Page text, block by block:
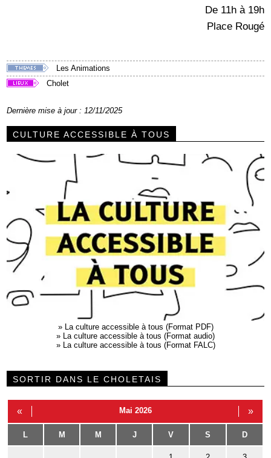
De 11h à 19h
Place Rougé
Les Animations
Cholet
Dernière mise à jour : 12/11/2025
CULTURE ACCESSIBLE À TOUS
»
La culture accessible à tous (Format PDF)
»
La culture accessible à tous (Format audio)
»
La culture accessible à tous (Format FALC)
SORTIR DANS LE CHOLETAIS
« Mai 2026 »
L M M J V S D